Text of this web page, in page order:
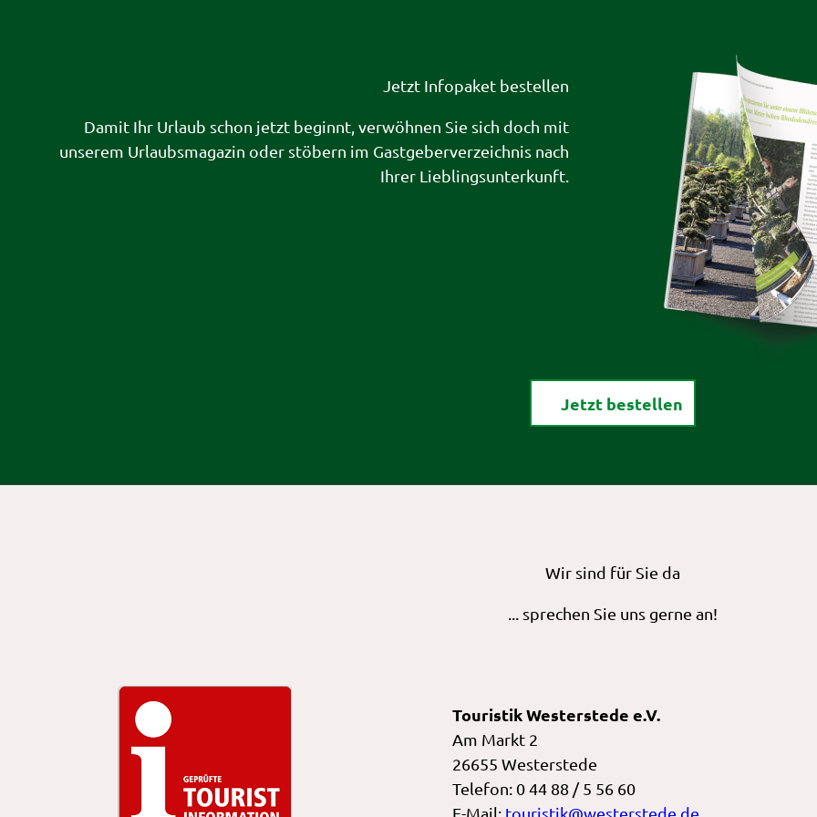
Jetzt Infopaket bestellen
Damit Ihr Urlaub schon jetzt beginnt, verwöhnen Sie sich doch mit
unserem Urlaubsmagazin oder stöbern im Gastgeberverzeichnis nach
Ihrer Lieblingsunterkunft.
Jetzt bestellen
Wir sind für Sie da
... sprechen Sie uns gerne an!
Touristik Westerstede e.V.
Am Markt 2
26655 Westerstede
Telefon: 0 44 88 / 5 56 60